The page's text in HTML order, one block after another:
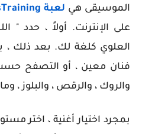
الموسيقى هي لعبة LyricsTraining
على الإنترنت. أولاً ، حدد "
العلوي كلغة لك. بعد ذلك ،
فنان معين ، أو التصفح
والروك ، والرقص ، والبلوز ،
بمجرد اختيار أغنية ، اختر